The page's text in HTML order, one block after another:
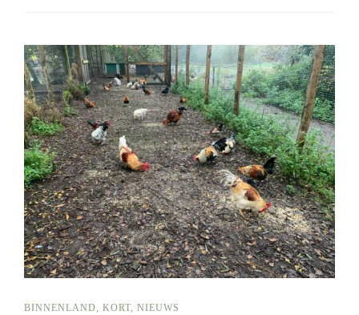
BINNENLAND, KORT, NIEUWS